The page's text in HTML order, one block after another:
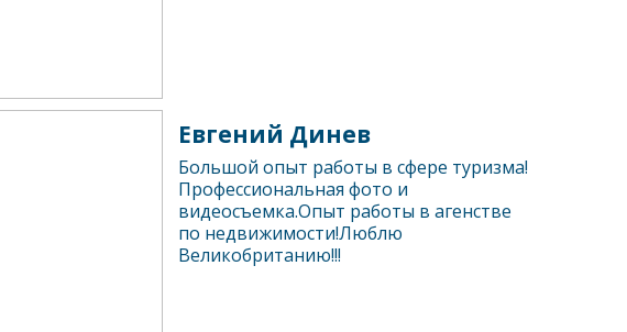
Евгений Динев
Большой опыт работы в сфере туризма!
Профессиональная фото и
видеосъемка.Опыт работы в агенстве
по недвижимости!Люблю
Великобританию!!!